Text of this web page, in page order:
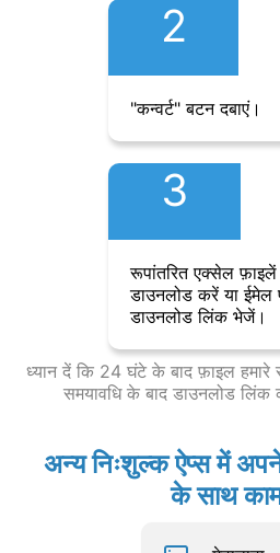
2
"कन्वर्ट" बटन दबाएं।
3
रूपांतरित एक्सेल
डाउनलोड करें या ईमेल
डाउनलोड लिंक भेजें।
ध्यान दें कि 24 घंटे के बाद फ़ाइल हमारे
समयावधि के बाद डाउनलोड लिंक
अन्य निःशुल्क ऐप्स में
के साथ